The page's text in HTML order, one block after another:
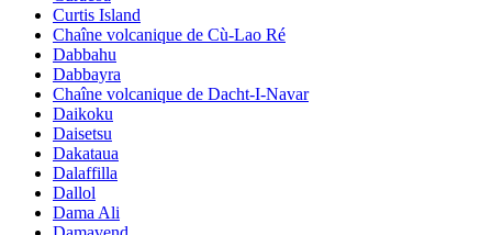
Curtis Island
Chaîne volcanique de Cù-Lao Ré
Dabbahu
Dabbayra
Chaîne volcanique de Dacht-I-Navar
Daikoku
Daisetsu
Dakataua
Dalaffilla
Dallol
Dama Ali